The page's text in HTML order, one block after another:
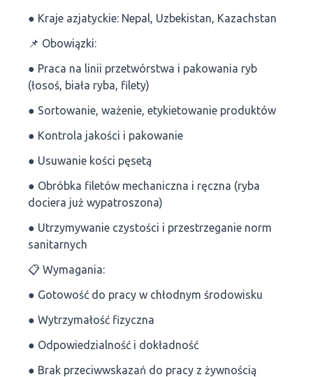
● Kraje azjatyckie: Nepal, Uzbekistan, Kazachstan
📌 Obowiązki:
● Praca na linii przetwórstwa i pakowania ryb
(łosoś, biała ryba, filety)
● Sortowanie, ważenie, etykietowanie produktów
● Kontrola jakości i pakowanie
● Usuwanie kości pęsetą
● Obróbka filetów mechaniczna i ręczna (ryba
dociera już wypatroszona)
● Utrzymywanie czystości i przestrzeganie norm
sanitarnych
📋 Wymagania:
● Gotowość do pracy w chłodnym środowisku
● Wytrzymałość fizyczna
● Odpowiedzialność i dokładność
● Brak przeciwwskazań do pracy z żywnością